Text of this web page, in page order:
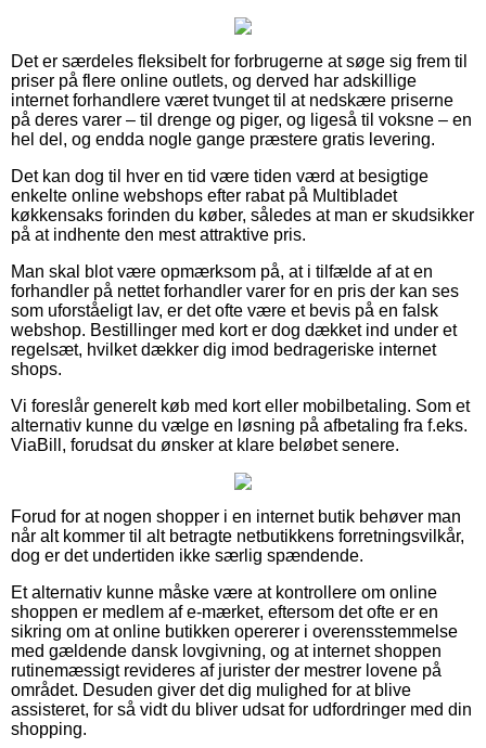
Det er særdeles fleksibelt for forbrugerne at søge sig frem til
priser på flere online outlets, og derved har adskillige
internet forhandlere været tvunget til at nedskære priserne
på deres varer – til drenge og piger, og ligeså til voksne – en
hel del, og endda nogle gange præstere gratis levering.
Det kan dog til hver en tid være tiden værd at besigtige
enkelte online webshops efter rabat på Multibladet
køkkensaks forinden du køber, således at man er skudsikker
på at indhente den mest attraktive pris.
Man skal blot være opmærksom på, at i tilfælde af at en
forhandler på nettet forhandler varer for en pris der kan ses
som uforståeligt lav, er det ofte være et bevis på en falsk
webshop. Bestillinger med kort er dog dækket ind under et
regelsæt, hvilket dækker dig imod bedrageriske internet
shops.
Vi foreslår generelt køb med kort eller mobilbetaling. Som et
alternativ kunne du vælge en løsning på afbetaling fra f.eks.
ViaBill, forudsat du ønsker at klare beløbet senere.
Forud for at nogen shopper i en internet butik behøver man
når alt kommer til alt betragte netbutikkens forretningsvilkår,
dog er det undertiden ikke særlig spændende.
Et alternativ kunne måske være at kontrollere om online
shoppen er medlem af e-mærket, eftersom det ofte er en
sikring om at online butikken opererer i overensstemmelse
med gældende dansk lovgivning, og at internet shoppen
rutinemæssigt revideres af jurister der mestrer lovene på
området. Desuden giver det dig mulighed for at blive
assisteret, for så vidt du bliver udsat for udfordringer med din
shopping.